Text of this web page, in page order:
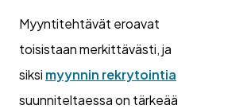
Myyntitehtävät eroavat
toisistaan merkittävästi, ja
siksi myynnin rekrytointia
suunniteltaessa on tärkeää